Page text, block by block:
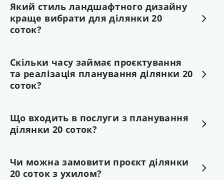
Який стиль ландшафтного дизайну
краще вибрати для ділянки 20
соток?
Скільки часу займає проєктування
та реалізація планування ділянки 20
соток?
Що входить в послуги з планування
ділянки 20 соток?
Чи можна замовити проєкт ділянки
20 соток з ухилом?